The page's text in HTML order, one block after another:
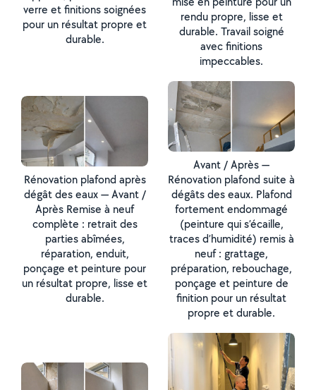
verre et finitions soignées
pour un résultat propre et
durable.
rendu propre, lisse et
durable. Travail soigné
avec finitions
impeccables.
Rénovation plafond après
dégât des eaux — Avant /
Après Remise à neuf
complète : retrait des
parties abîmées,
réparation, enduit,
ponçage et peinture pour
un résultat propre, lisse et
durable.
Avant / Après —
Rénovation plafond suite à
dégâts des eaux. Plafond
fortement endommagé
(peinture qui s’écaille,
traces d’humidité) remis à
neuf : grattage,
préparation, rebouchage,
ponçage et peinture de
finition pour un résultat
propre et durable.